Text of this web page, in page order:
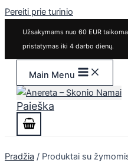
Pereiti prie turinio
Užsakymams nuo 60 EUR
pristatymas iki 4 darbo dienų.
Main Menu
Paieška
Pradžia / Produktai su